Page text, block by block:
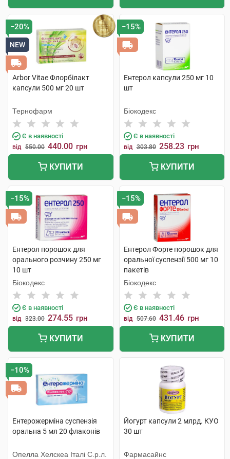
−20%
NEW
Arbor Vitae Флорбілакт
капсули 500 мг 20 шт
Тернофарм
Є в наявності
від 550.00 440.00 грн
КУПИТИ
−15%
Ентерол капсули 250 мг 10
шт
Біокодекс
Є в наявності
від 303.80 258.23 грн
КУПИТИ
−15%
Ентерол порошок для
орального розчину 250 мг
10 шт
Біокодекс
Є в наявності
від 323.00 274.55 грн
КУПИТИ
−15%
Ентерол Форте порошок для
оральної суспензії 500 мг 10
пакетів
Біокодекс
Є в наявності
від 507.60 431.46 грн
КУПИТИ
−10%
Ентерожерміна суспензія
оральна 5 мл 20 флаконів
Опелла Хелскеа Італі С.р.л.
Йогурт капсули 2 млрд. КУО
30 шт
Фармасайнс